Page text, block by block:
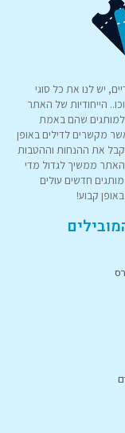
יש לנו את כל סוגי
הייחודיות של האתר
למותגים שהם באמת
מקשרים לדילים באופן
את ההנחות וההטבות
ממשיך לגדול מדי
חדשים עולים
קבוע!